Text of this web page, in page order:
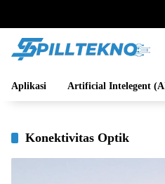
Aplikasi Artificial Intelegent
Konektivitas Optik